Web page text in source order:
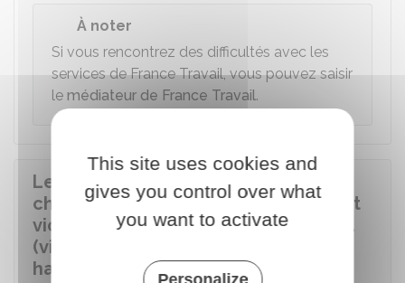
À noter
Si vous rencontrez des difficultés avec les
services de France Travail, vous pouvez saisir
le médiateur de France Travail.
Le salarié perçoit-il des indemnités
chômage en cas de démission s'il est
victime d'actes délictueux au travail
(violences physiques,
harcèlement...) ?
This site uses cookies and
gives you control over what
you want to activate
Personalize